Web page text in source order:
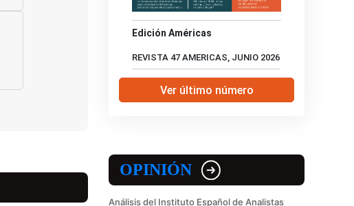
Edición Américas
REVISTA 47 AMERICAS, JUNIO 2026
Ver último número
OPINIÓN
Análisis del Instituto Español de Analistas